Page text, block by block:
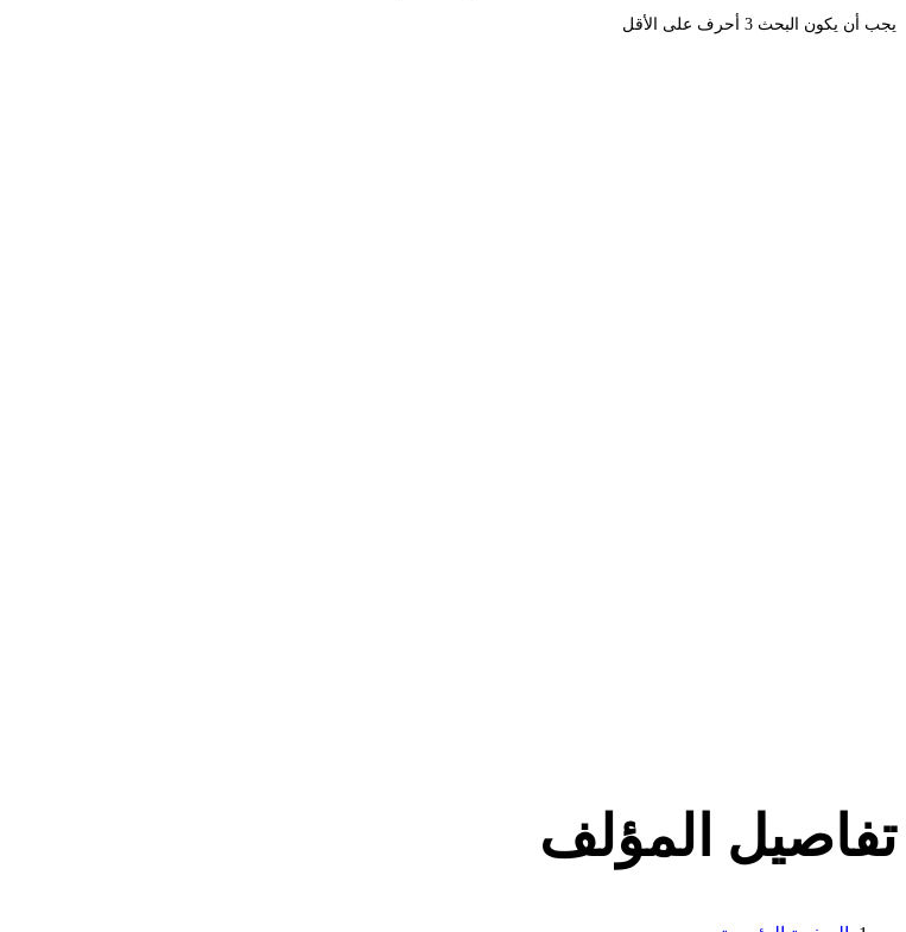
يجب أن يكون البحث 3 أحرف على الأقل
تفاصيل المؤلف